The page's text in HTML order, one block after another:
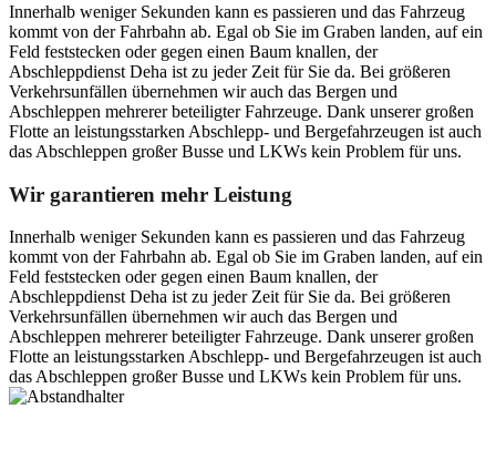
Innerhalb weniger Sekunden kann es passieren und das Fahrzeug
kommt von der Fahrbahn ab. Egal ob Sie im Graben landen, auf ein
Feld feststecken oder gegen einen Baum knallen, der
Abschleppdienst Deha ist zu jeder Zeit für Sie da. Bei größeren
Verkehrsunfällen übernehmen wir auch das Bergen und
Abschleppen mehrerer beteiligter Fahrzeuge. Dank unserer großen
Flotte an leistungsstarken Abschlepp- und Bergefahrzeugen ist auch
das Abschleppen großer Busse und LKWs kein Problem für uns.
Wir garantieren mehr Leistung
Innerhalb weniger Sekunden kann es passieren und das Fahrzeug
kommt von der Fahrbahn ab. Egal ob Sie im Graben landen, auf ein
Feld feststecken oder gegen einen Baum knallen, der
Abschleppdienst Deha ist zu jeder Zeit für Sie da. Bei größeren
Verkehrsunfällen übernehmen wir auch das Bergen und
Abschleppen mehrerer beteiligter Fahrzeuge. Dank unserer großen
Flotte an leistungsstarken Abschlepp- und Bergefahrzeugen ist auch
das Abschleppen großer Busse und LKWs kein Problem für uns.